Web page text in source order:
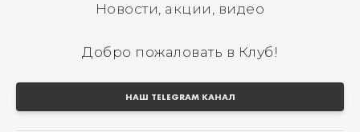
Новости, акции, видео
Добро пожаловать в Клуб!
НАШ TELEGRAM КАНАЛ